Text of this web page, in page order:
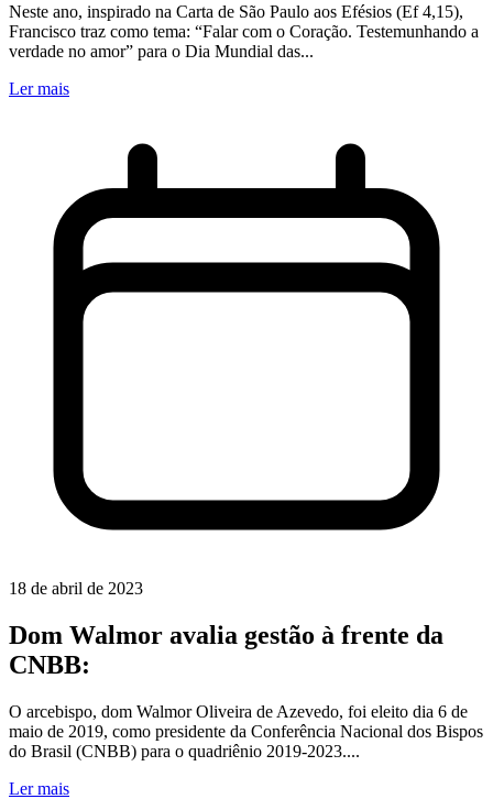
Neste ano, inspirado na Carta de São Paulo aos Efésios (Ef 4,15),
Francisco traz como tema: “Falar com o Coração. Testemunhando a
verdade no amor” para o Dia Mundial das...
Ler mais
18 de abril de 2023
Dom Walmor avalia gestão à frente da
CNBB:
O arcebispo, dom Walmor Oliveira de Azevedo, foi eleito dia 6 de
maio de 2019, como presidente da Conferência Nacional dos Bispos
do Brasil (CNBB) para o quadriênio 2019-2023....
Ler mais